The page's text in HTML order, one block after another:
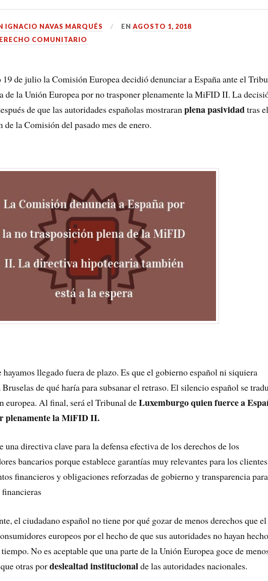
IGNACIO NAVAS MARQUÉS ENAGOSTO 1, 2018
COMUNITARIO
19 de julio la Comisión Europea decidió denunciar a España ante el
de la Unión Europea por no trasponer plenamente la MiFID II. La
de que las autoridades españolas mostraranplena pasividadtras el
la Comisión del pasado mes de enero.
hayamos llegado fuera de plazo. Es que el gobierno español ni siquiera
de qué haría para subsanar el retraso. El silencio español se
europea. Al final, será el Tribunal deLuxemburgo quien fuerce a
plenamente la MiFID II.
una directiva clave para la defensa efectiva de los derechos de los
bancarios porque establece garantías muy relevantes para los
financieros y obligaciones reforzadas de gobierno y transparencia
el ciudadano español no tiene por qué gozar de menos derechos que el
europeos por el hecho de que sus autoridades no hayan
tiempo. No es aceptable que una parte de la Unión Europea goce de
otras pordeslealtad institucionalde las autoridades nacionales.